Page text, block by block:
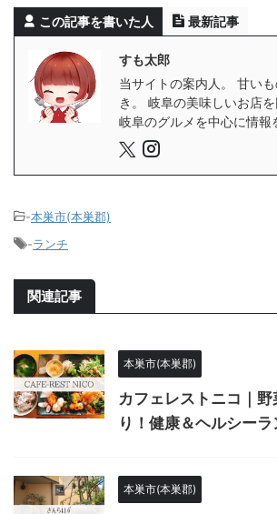
この記事を書いた人 最新記事
すも太郎
当サイトの案内人。 甘い
き。 岐阜の美味しいお店を
岐阜のグルメを中心に情報
-本巣市(本巣郡)
-ランチ
関連記事
本巣市(本巣郡)
カフェレストニコ｜
り！健康＆ヘルシーラ
本巣市(本巣郡)